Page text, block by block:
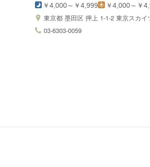
￥4,000～￥4,999 ￥4,000～￥
東京都 墨田区 押上 1-1-2 東京スカイ
03-6303-0059